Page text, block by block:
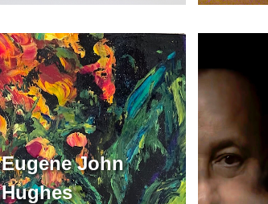
Eugene John
Hughes